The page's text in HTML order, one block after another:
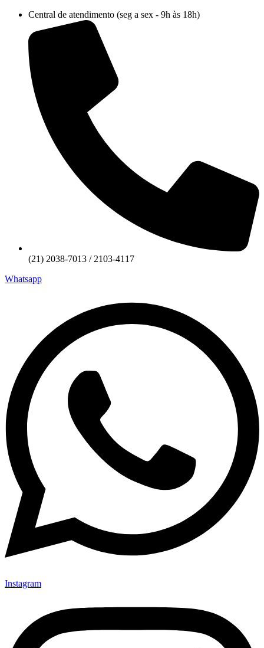
conteúdo
Central de atendimento (seg a sex - 9h às 18h)
(21) 2038-7013 / 2103-4117
Whatsapp
Instagram